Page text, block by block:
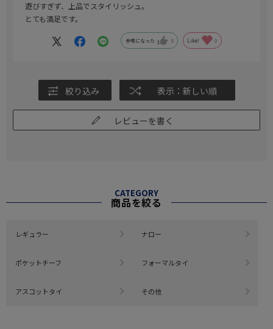
遊びすぎず、上品でスタイリッシュ。
とても満足です。
参考になった 0 Like! 0
絞り込み 表示：新しい順
レビューを書く
CATEGORY
商品を絞る
レギュラー ナロー
ポケットチーフ フォーマルタイ
アスコットタイ その他